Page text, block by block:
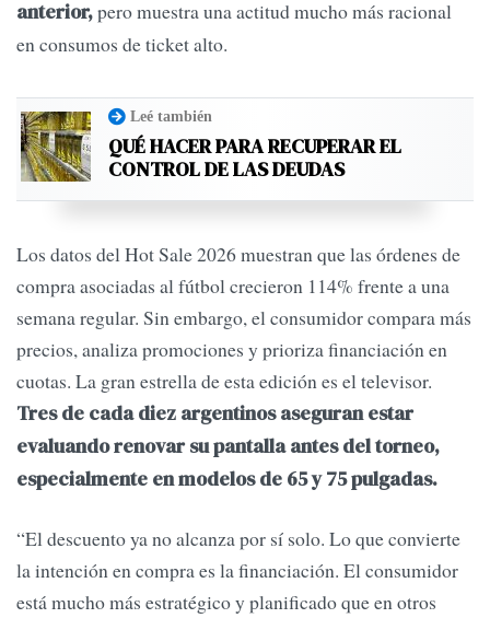
anterior,pero muestra una actitud mucho más racional
en consumos de ticket alto.
Leé también
QUÉ HACER PARA RECUPERAR EL
CONTROL DE LAS DEUDAS
Los datos del Hot Sale 2026 muestran que las órdenes de
compra asociadas al fútbol crecieron 114% frente a una
semana regular. Sin embargo, el consumidor compara más
precios, analiza promociones y prioriza financiación en
cuotas. La gran estrella de esta edición es el televisor.
Tres de cada diez argentinos aseguran estar
evaluando renovar su pantalla antes del torneo,
especialmente en modelos de 65 y 75 pulgadas.
“El descuento ya no alcanza por sí solo. Lo que convierte
la intención en compra es la financiación. El consumidor
está mucho más estratégico y planificado que en otros